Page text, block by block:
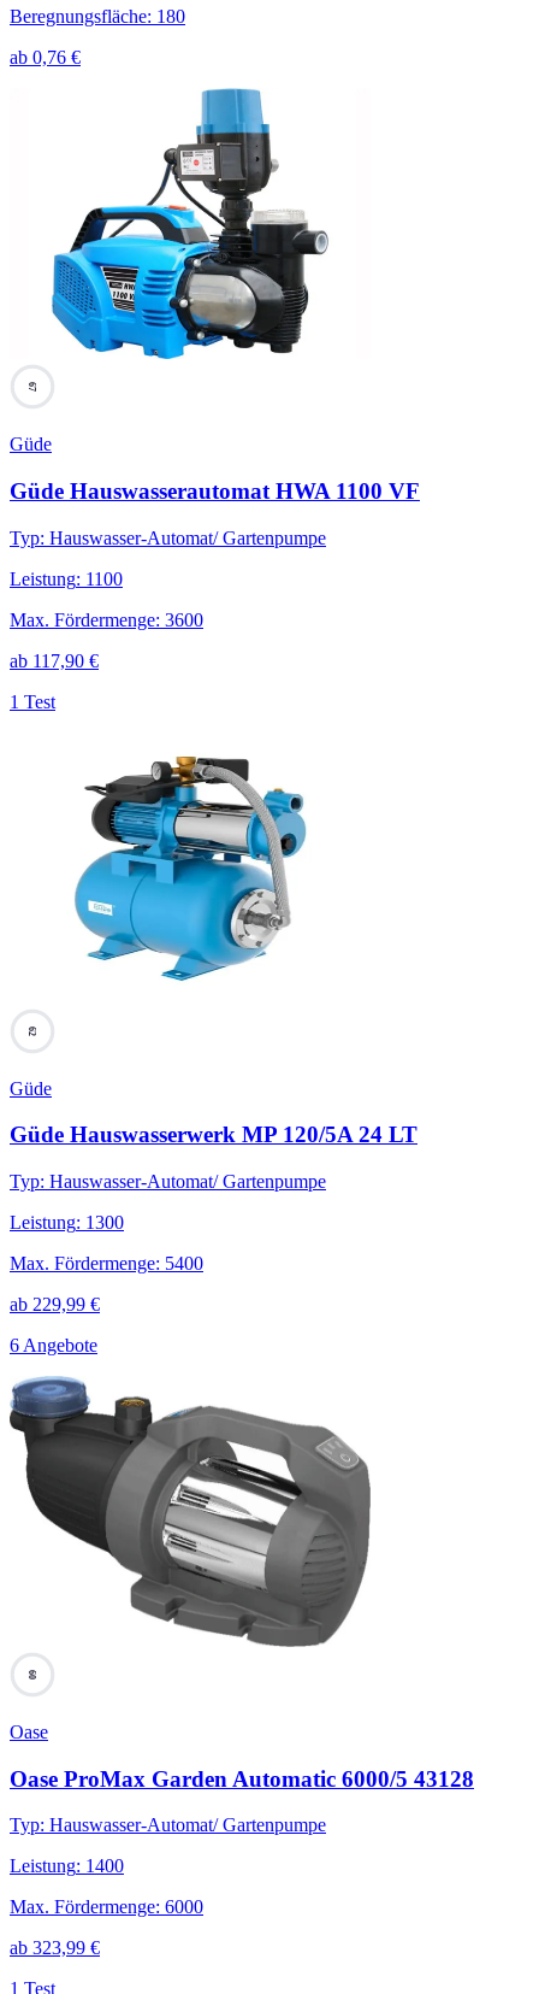
Beregnungsfläche: 180
ab 0,76 €
67
Güde
Güde Hauswasserautomat HWA 1100 VF
Typ: Hauswasser-Automat/ Gartenpumpe
Leistung: 1100
Max. Fördermenge: 3600
ab 117,90 €
1 Test
62
Güde
Güde Hauswasserwerk MP 120/5A 24 LT
Typ: Hauswasser-Automat/ Gartenpumpe
Leistung: 1300
Max. Fördermenge: 5400
ab 229,99 €
6 Angebote
60
Oase
Oase ProMax Garden Automatic 6000/5 43128
Typ: Hauswasser-Automat/ Gartenpumpe
Leistung: 1400
Max. Fördermenge: 6000
ab 323,99 €
1 Test